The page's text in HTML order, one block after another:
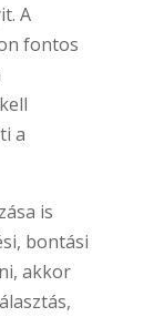
A
fontos
a
is
bontási
akkor